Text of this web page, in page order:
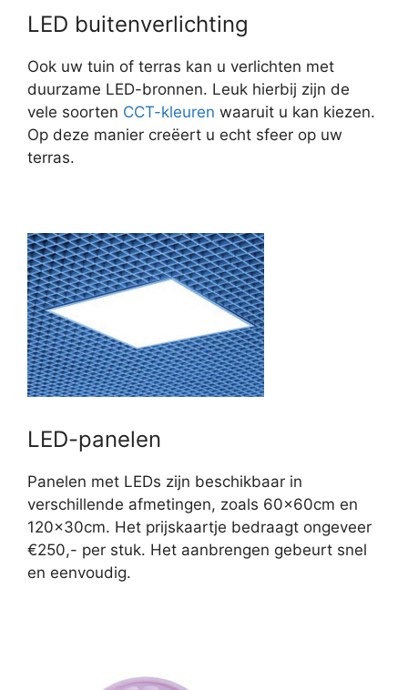
LED buitenverlichting
Ook uw tuin of terras kan u verlichten met
duurzame LED-bronnen. Leuk hierbij zijn de
vele soorten CCT-kleuren waaruit u kan kiezen.
Op deze manier creëert u echt sfeer op uw
terras.
LED-panelen
Panelen met LEDs zijn beschikbaar in
verschillende afmetingen, zoals 60x60cm en
120x30cm. Het prijskaartje bedraagt ongeveer
€250,- per stuk. Het aanbrengen gebeurt snel
en eenvoudig.